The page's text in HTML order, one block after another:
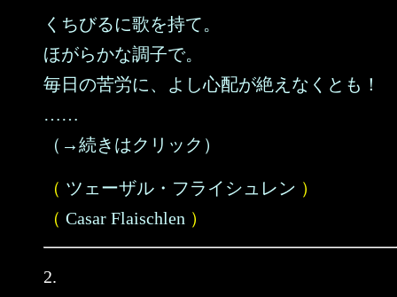
くちびるに歌を持て。
ほがらかな調子で。
毎日の苦労に、よし心配が絶えなくとも！
……
（→続きはクリック）
（ ツェーザル・フライシュレン ）
（ Casar Flaischlen ）
2.